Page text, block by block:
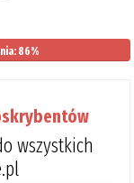
86%
wszystkich